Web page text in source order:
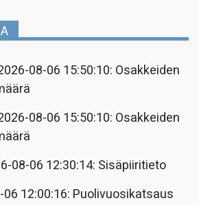
08-06 15:50:10: Osakkeiden
08-06 15:50:10: Osakkeiden
08-06 12:30:14: Sisäpiiritieto
06 12:00:16: Puolivuosikatsaus